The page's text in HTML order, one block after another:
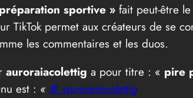
sportive » fait peut-être
TikTok permet aux créateurs de se
les commentaires et les duos.
auroraiacolettig a pour titre : « pire
est : « @_auroraiacolettig